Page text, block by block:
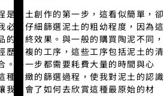
是生土創作的第一步，這看似簡單，卻
必須仔細篩選泥土的粗幼程度，因為這
的最終效果。與一般的購買陶泥不同，
歷繁複的工序，這些工序包括泥土的清
。每一步都需要耗費大量的時間與心
種細緻的篩選過程，使我對泥土的認識
我學會了如何去欣賞這種最原始的材